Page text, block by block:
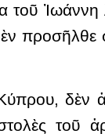
τοῦ Ἰωάννη
προσῆλθε
δὲν
τοῦ